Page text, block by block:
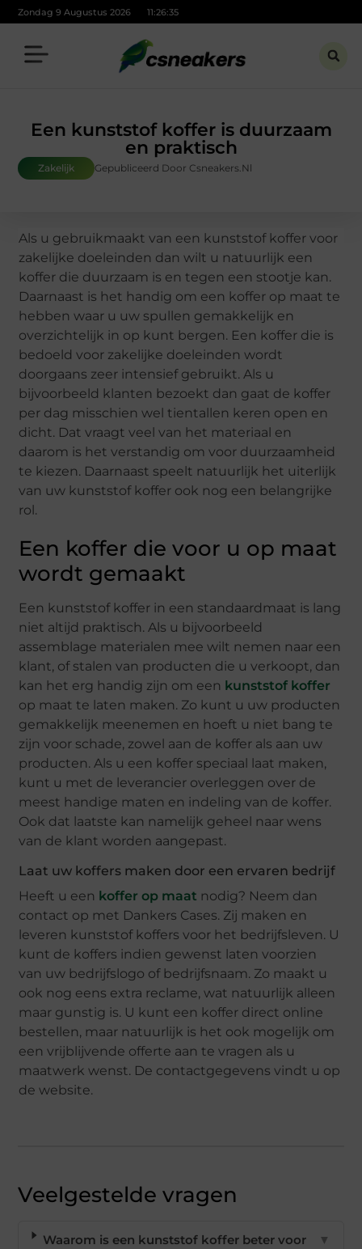
Zondag 9 Augustus 2026 11:26:36
Een kunststof koffer is duurzaam
en praktisch
Zakelijk Gepubliceerd Door Csneakers.nl
Als u gebruikmaakt van een kunststof koffer voor
zakelijke doeleinden dan wilt u natuurlijk een
koffer die duurzaam is en tegen een stootje kan.
Daarnaast is het handig om een koffer op maat te
hebben waar u uw spullen gemakkelijk en
overzichtelijk in op kunt bergen. Een koffer die is
bedoeld voor zakelijke doeleinden wordt
doorgaans zeer intensief gebruikt. Als u
bijvoorbeeld klanten bezoekt dan gaat de koffer
per dag misschien wel tientallen keren open en
dicht. Dat vraagt veel van het materiaal en
daarom is het verstandig om voor duurzaamheid
te kiezen. Daarnaast speelt natuurlijk het uiterlijk
van uw kunststof koffer ook nog een belangrijke
rol.
Een koffer die voor u op maat
wordt gemaakt
Een kunststof koffer in een standaardmaat is lang
niet altijd praktisch. Als u bijvoorbeeld
assemblage materialen mee wilt nemen naar een
klant, of stalen van producten die u verkoopt, dan
kan het erg handig zijn om een kunststof koffer
op maat te laten maken. Zo kunt u uw producten
gemakkelijk meenemen en hoeft u niet bang te
zijn voor schade, zowel aan de koffer als aan uw
producten. Als u een koffer speciaal laat maken,
kunt u met de leverancier overleggen over de
meest handige maten en indeling van de koffer.
Ook dat laatste kan namelijk geheel naar wens
van de klant worden aangepast.
Laat uw koffers maken door een ervaren bedrijf
Heeft u een koffer op maat nodig? Neem dan
contact op met Dankers Cases. Zij maken en
leveren kunststof koffers voor het bedrijfsleven. U
kunt de koffers indien gewenst laten voorzien
van uw bedrijfslogo of bedrijfsnaam. Zo maakt u
ook nog eens extra reclame, wat natuurlijk alleen
maar gunstig is. U kunt een koffer direct online
bestellen, maar natuurlijk is het ook mogelijk om
een vrijblijvende offerte aan te vragen als u
maatwerk wenst. De contactgegevens vindt u op
de website.
Veelgestelde vragen
Waarom is een kunststof koffer beter voor
▼